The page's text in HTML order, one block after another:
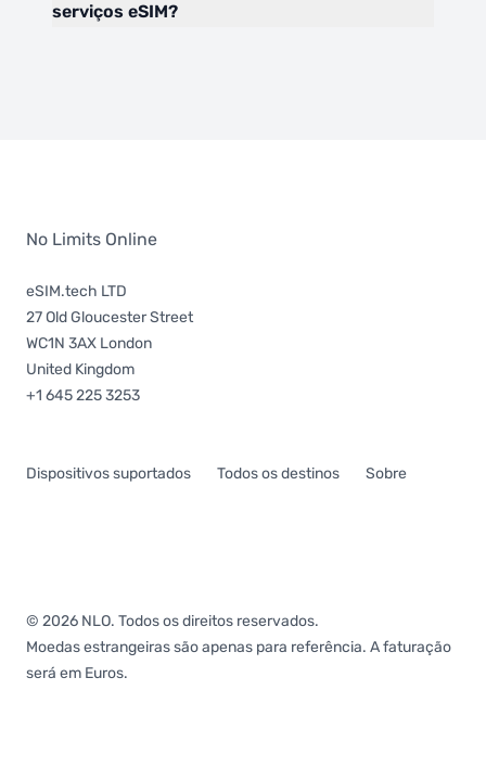
serviços eSIM?
No Limits Online
eSIM.tech LTD
27 Old Gloucester Street
WC1N 3AX London
United Kingdom
+1 645 225 3253
Dispositivos suportados Todos os destinos Sobre
© 2026 NLO. Todos os direitos reservados.
Moedas estrangeiras são apenas para referência. A faturação
será em Euros.